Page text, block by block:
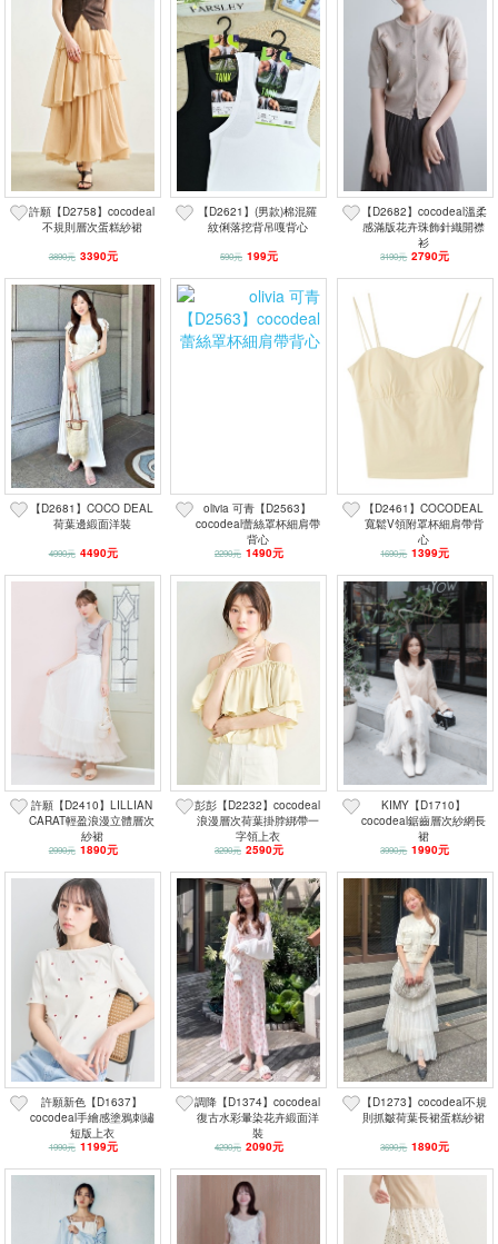
許願【D2758】cocodeal
不規則層次蛋糕紗裙
3890元 3390元
【D2621】(男款)棉混羅
紋俐落挖背吊嘎背心
590元 199元
【D2682】cocodeal溫柔
感滿版花卉珠飾針織開襟
衫
3190元 2790元
【D2681】COCO DEAL
荷葉邊緞面洋裝
4990元 4490元
olivia 可青【D2563】
cocodeal蕾絲罩杯細肩帶
背心
2290元 1490元
【D2461】COCODEAL
寬鬆V領附罩杯細肩帶背
心
1690元 1399元
許願【D2410】LILLIAN
CARAT輕盈浪漫立體層次
紗裙
2990元 1890元
彭彭【D2232】cocodeal
浪漫層次荷葉掛脖綁帶一
字領上衣
3290元 2590元
KIMY【D1710】
cocodeal鋸齒層次紗網長
裙
3990元 1990元
許願新色【D1637】
cocodeal手繪感塗鴉刺繡
短版上衣
1990元 1199元
調降【D1374】cocodeal
復古水彩暈染花卉緞面洋
裝
4290元 2090元
【D1273】cocodeal不規
則抓皺荷葉長裙蛋糕紗裙
3690元 1890元